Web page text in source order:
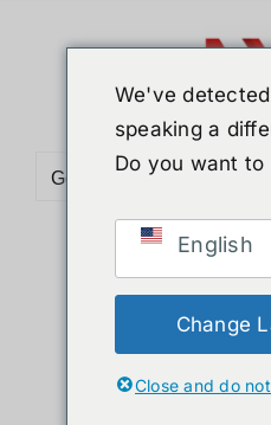
Go to...
Sort byDate
24 Products
We've
speaking a
Do you want to
English
Change
Close and do